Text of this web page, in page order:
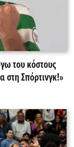
του κόστους
στη Σπόρτινγκ!»